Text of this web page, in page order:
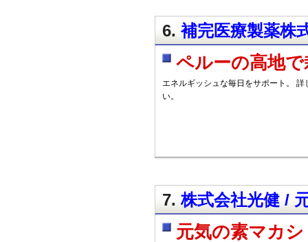
6.補完医療製薬株
ペルーの高地
エネルギッシュな毎日をサポート。
い。
7.株式会社光健 /
元気の素マカ